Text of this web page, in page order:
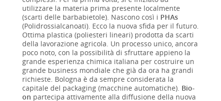
utilizzare la materia prima presente localmente
(scarti delle barbabietole). Nascono così i PHAs
(Polidrossialcanoati). Ecco la nuova sfida per il futuro.
Ottima plastica (poliesteri lineari) prodotta da scarti
della lavorazione agricola. Un processo unico, ancora
poco noto, con la possibilità di sfruttare appieno la
grande esperienza chimica italiana per costruire un
grande business mondiale che già da ora ha grandi
richieste. Bologna è da sempre considerata la
capitale del packaging (macchine automatiche). Bio-
on partecipa attivamente alla diffusione della nuova